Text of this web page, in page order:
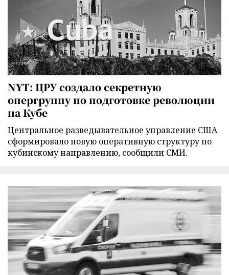
NYT: ЦРУ создало секретную
опергруппу по подготовке революции
на Кубе
Центральное разведывательное управление США
сформировало новую оперативную структуру по
кубинскому направлению, сообщили СМИ.